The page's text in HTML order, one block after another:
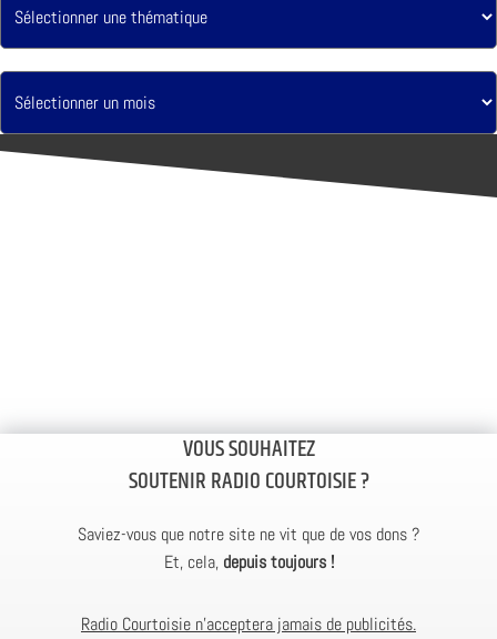
VOUS SOUHAITEZ
SOUTENIR RADIO COURTOISIE ?
Saviez-vous que notre site ne vit que de vos dons ?
Et, cela, depuis toujours !
Radio Courtoisie n’acceptera jamais de publicités.